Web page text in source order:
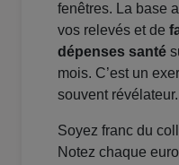
fenêtres. La base
vos relevés et de
dépenses santé
mois. C’est un
souvent révélateur.
Soyez franc du
Notez chaque